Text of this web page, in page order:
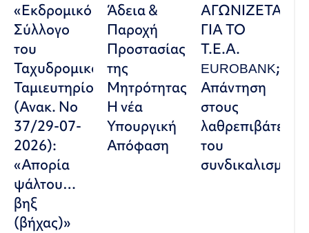
«Εκδρομικό
Σύλλογο
του
Ταχυδρομικού
Ταμιευτηρίου»
(Ανακ. Νο
37/29-07-
2026):
«Απορία
ψάλτου…
βηξ
(βήχας)»
Άδεια &
Παροχή
Προστασίας
της
Μητρότητας:
Η νέα
Υπουργική
Απόφαση
ΑΓΩΝΙΖΕΤΑΙ
ΓΙΑ ΤΟ
Τ.Ε.Α.
EUROBANK;
Απάντηση
στους
λαθρεπιβάτες
του
συνδικαλισμού